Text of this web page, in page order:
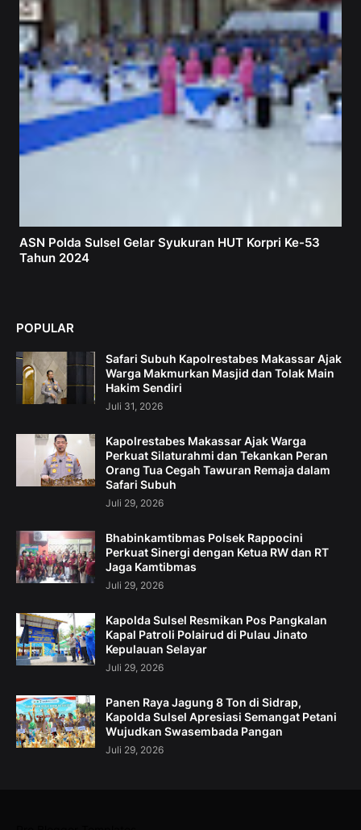
ASN Polda Sulsel Gelar Syukuran HUT Korpri Ke-53
Tahun 2024
POPULAR
Safari Subuh Kapolrestabes Makassar Ajak
Warga Makmurkan Masjid dan Tolak Main
Hakim Sendiri
Juli 31, 2026
Kapolrestabes Makassar Ajak Warga
Perkuat Silaturahmi dan Tekankan Peran
Orang Tua Cegah Tawuran Remaja dalam
Safari Subuh
Juli 29, 2026
Bhabinkamtibmas Polsek Rappocini
Perkuat Sinergi dengan Ketua RW dan RT
Jaga Kamtibmas
Juli 29, 2026
Kapolda Sulsel Resmikan Pos Pangkalan
Kapal Patroli Polairud di Pulau Jinato
Kepulauan Selayar
Juli 29, 2026
Panen Raya Jagung 8 Ton di Sidrap,
Kapolda Sulsel Apresiasi Semangat Petani
Wujudkan Swasembada Pangan
Juli 29, 2026